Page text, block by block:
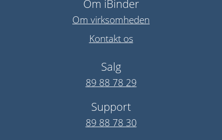
Om iBinder
Om virksomheden
Kontakt os
Salg
89 88 78 29
Support
89 88 78 30